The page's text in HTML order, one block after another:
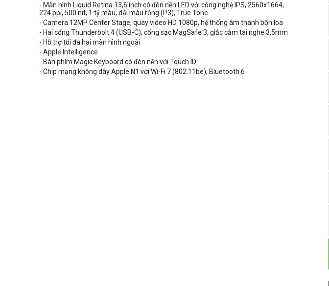
- Màn hình Liquid Retina 13,6 inch có đèn nền LED với công nghệ IPS, 2560x1664,
224 ppi, 500 nit, 1 tỷ màu, dải màu rộng (P3), True Tone
- Camera 12MP Center Stage, quay video HD 1080p, hệ thống âm thanh bốn loa
- Hai cổng Thunderbolt 4 (USB-C), cổng sạc MagSafe 3, giắc cắm tai nghe 3,5mm
- Hỗ trợ tối đa hai màn hình ngoài
- Apple Intelligence
- Bàn phím Magic Keyboard có đèn nền với Touch ID
- Chip mạng không dây Apple N1 với Wi-Fi 7 (802.11be), Bluetooth 6